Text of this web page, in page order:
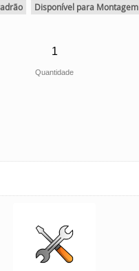
Disponível para Montagem
Quantidade